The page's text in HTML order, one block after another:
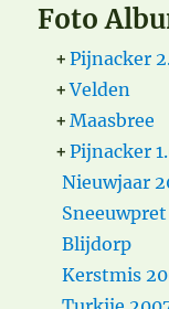
Foto
+ Pijnacker
+ Velden
+ Maasbree
+ Pijnacker
Nieuwjaar
Sneeuwpret
Blijdorp
Kerstmis